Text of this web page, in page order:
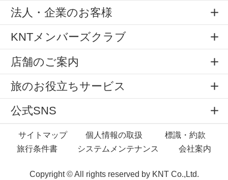
法人・企業のお客様
KNTメンバーズクラブ
店舗のご案内
旅のお役立ちサービス
公式SNS
サイトマップ 個人情報の取扱
標識・約款
旅行条件書
システムメンテナンス 会社案内
Copyright © All rights reserved by KNT Co.,Ltd.